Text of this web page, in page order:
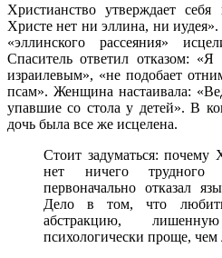
Христианство утверждает
Христе нет ни эллина, ни
«эллинского рассеяния»
Спаситель ответил отказом:
израилевым», «не подобает
псам». Женщина настаивала:
упавшие со стола у детей». В
дочь была все же исцелена.
Стоит задуматься: почему
нет ничего трудного
первоначально отказал
Дело в том, что
абстракцию,
психологически проще,